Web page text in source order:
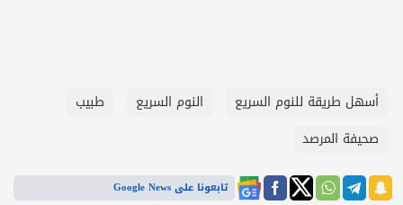
أسهل طريقة للنوم السريع النوم السريع
طبيب
صحيفة المرصد
تابعونا على Google News